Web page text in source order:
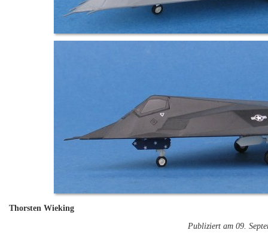
Thorsten Wieking
Publiziert am 09.